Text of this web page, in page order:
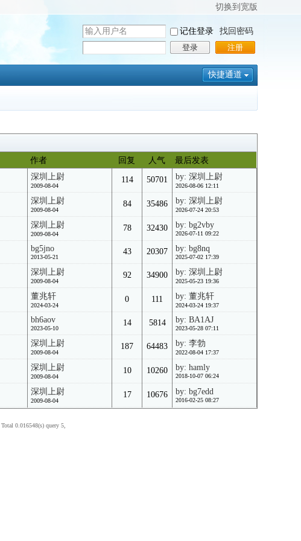
切换到宽版
用
户
名
码
记住登录
登录
找回密码
注册
快捷通道
作者 回复 人气 最后发表
深圳上尉
2009-08-04
114 50701 by: 深圳上尉
2026-08-06 12:11
深圳上尉
2009-08-04
84 35486 by: 深圳上尉
2026-07-24 20:53
深圳上尉
2009-08-04
78 32430 by: bg2vby
2026-07-11 09:22
bg5jno
2013-05-21
43 20307 by: bg8nq
2025-07-02 17:39
深圳上尉
2009-08-04
92 34900 by: 深圳上尉
2025-05-23 19:36
董兆轩
2024-03-24
0 111 by: 董兆轩
2024-03-24 19:37
bh6aov
2023-05-10
14 5814 by: BA1AJ
2023-05-28 07:11
深圳上尉
2009-08-04
187 64483 by: 李勃
2022-08-04 17:37
深圳上尉
2009-08-04
10 10260 by: hamly
2018-10-07 06:24
深圳上尉
2009-08-04
17 10676 by: bg7edd
2016-02-25 08:27
Total 0.016548(s) query 5,